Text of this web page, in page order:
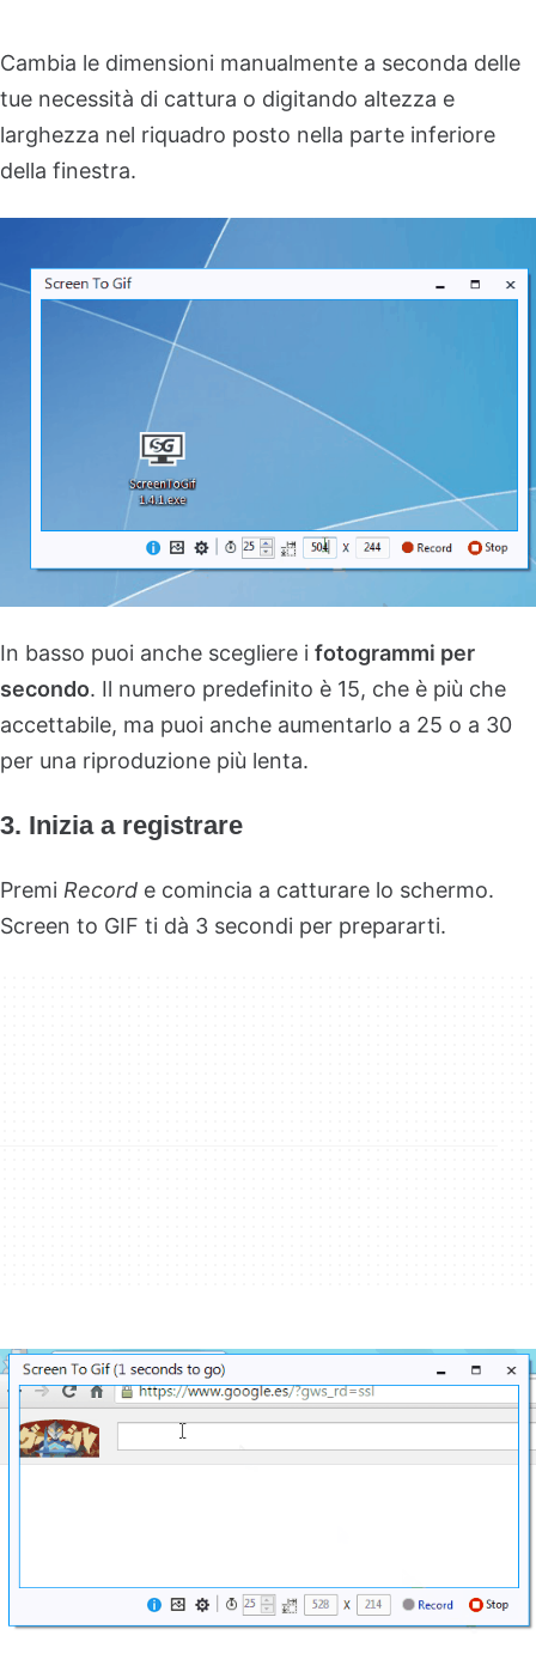
Cambia le dimensioni manualmente a seconda delle
tue necessità di cattura o digitando altezza e
larghezza nel riquadro posto nella parte inferiore
della finestra.
In basso puoi anche scegliere i fotogrammi per
secondo. Il numero predefinito è 15, che è più che
accettabile, ma puoi anche aumentarlo a 25 o a 30
per una riproduzione più lenta.
3. Inizia a registrare
Premi Record e comincia a catturare lo schermo.
Screen to GIF ti dà 3 secondi per prepararti.